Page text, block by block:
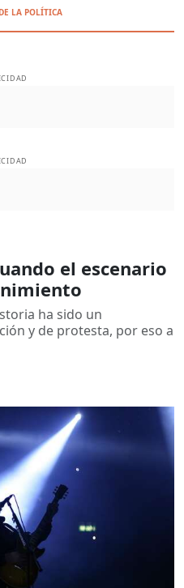
LA POLÍTICA
el escenario
ha sido un
y de protesta, por eso a